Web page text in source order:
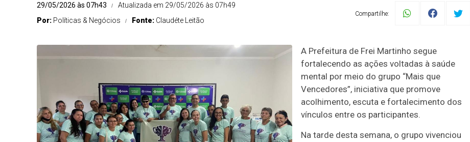
29/05/2026 às 07h43
Atualizada em 29/05/2026 às 07h49
Por: Políticas & Negócios Fonte: Claudéte Leitão
Compartilhe:
A Prefeitura de Frei Martinho segue
fortalecendo as ações voltadas à saúde
mental por meio do grupo “Mais que
Vencedores”, iniciativa que promove
acolhimento, escuta e fortalecimento dos
vínculos entre os participantes.
Na tarde desta semana, o grupo vivenciou